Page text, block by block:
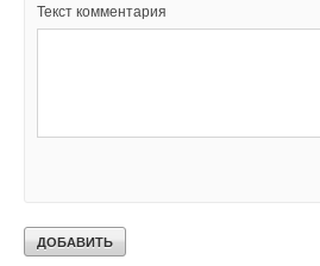
Текст комментария